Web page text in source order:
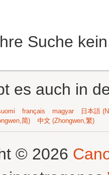
Suche
es auch in
français magyar
日本語
简) 中文 (Zhongwen,繁)
© 2026